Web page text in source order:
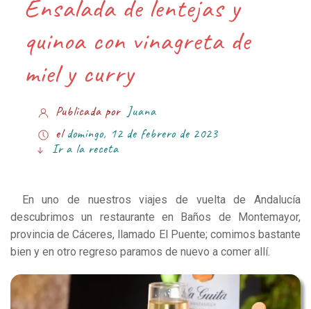
Ensalada de lentejas y
quinoa con vinagreta de
miel y curry
Publicada por Juana
el domingo, 12 de febrero de 2023
Ir a la receta
En uno de nuestros viajes de vuelta de Andalucía
descubrimos un restaurante en Baños de Montemayor,
provincia de Cáceres, llamado El Puente; comimos bastante
bien y en otro regreso paramos de nuevo a comer allí.